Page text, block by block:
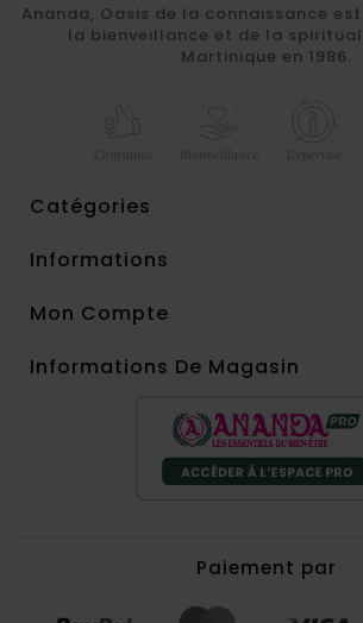
Ananda, Oasis de la connaissance
la bienveillance et de la
Martinique en 1986.
Catégories
Informations
Mon Compte
Informations De Magasin
Paiement par